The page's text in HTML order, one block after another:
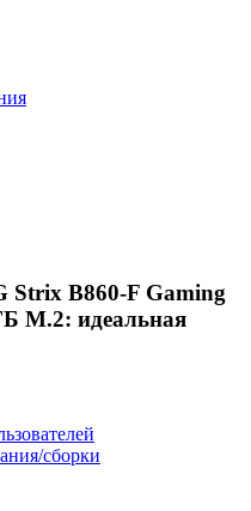
Strix B860-F Gaming
M.2: идеальная
сборки